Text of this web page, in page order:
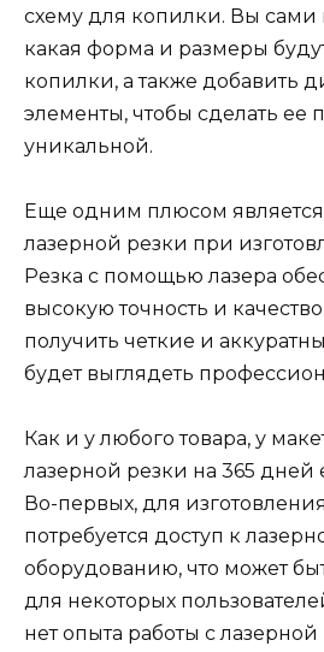
схему для копилки. Вы сами
какая форма и размеры
копилки, а также добавить
элементы, чтобы сделать ее
уникальной.
Еще одним плюсом
лазерной резки при
Резка с помощью лазера
высокую точность и
получить четкие и
будет выглядеть
Как и у любого товара, у
лазерной резки на 365 дней
Во-первых, для
потребуется доступ к
оборудованию, что может
для некоторых
нет опыта работы с